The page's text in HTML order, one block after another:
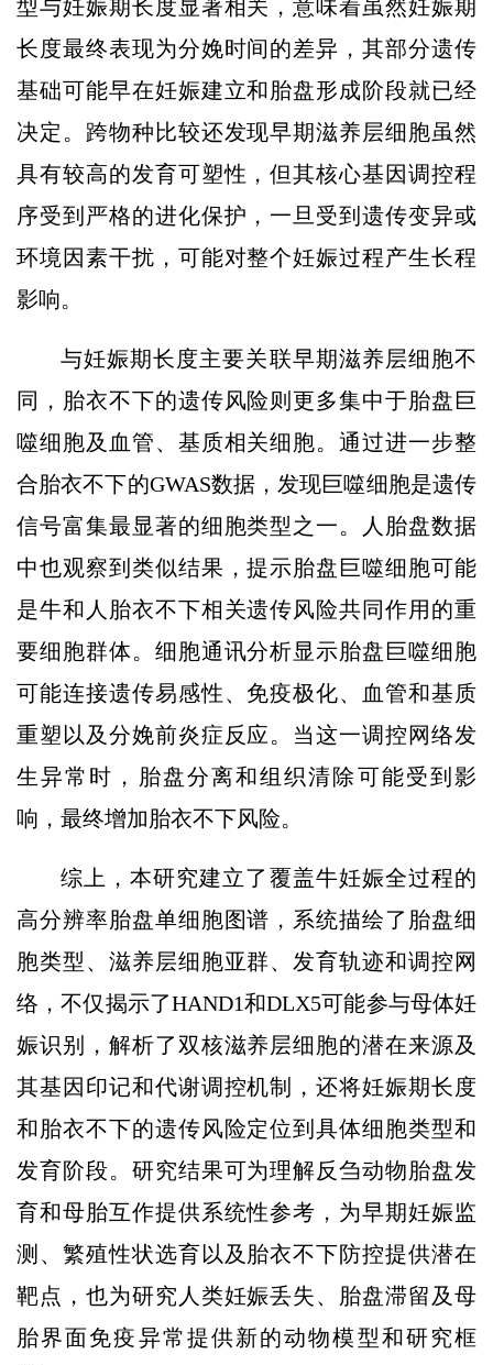
型与妊娠期长度显著相关，意味着虽然妊娠期
长度最终表现为分娩时间的差异，其部分遗传
基础可能早在妊娠建立和胎盘形成阶段就已经
决定。跨物种比较还发现早期滋养层细胞虽然
具有较高的发育可塑性，但其核心基因调控程
序受到严格的进化保护，一旦受到遗传变异或
环境因素干扰，可能对整个妊娠过程产生长程
影响。
与妊娠期长度主要关联早期滋养层细胞不
同，胎衣不下的遗传风险则更多集中于胎盘巨
噬细胞及血管、基质相关细胞。通过进一步整
合胎衣不下的GWAS数据，发现巨噬细胞是遗传
信号富集最显著的细胞类型之一。人胎盘数据
中也观察到类似结果，提示胎盘巨噬细胞可能
是牛和人胎衣不下相关遗传风险共同作用的重
要细胞群体。细胞通讯分析显示胎盘巨噬细胞
可能连接遗传易感性、免疫极化、血管和基质
重塑以及分娩前炎症反应。当这一调控网络发
生异常时，胎盘分离和组织清除可能受到影
响，最终增加胎衣不下风险。
综上，本研究建立了覆盖牛妊娠全过程的
高分辨率胎盘单细胞图谱，系统描绘了胎盘细
胞类型、滋养层细胞亚群、发育轨迹和调控网
络，不仅揭示了HAND1和DLX5可能参与母体妊
娠识别，解析了双核滋养层细胞的潜在来源及
其基因印记和代谢调控机制，还将妊娠期长度
和胎衣不下的遗传风险定位到具体细胞类型和
发育阶段。研究结果可为理解反刍动物胎盘发
育和母胎互作提供系统性参考，为早期妊娠监
测、繁殖性状选育以及胎衣不下防控提供潜在
靶点，也为研究人类妊娠丢失、胎盘滞留及母
胎界面免疫异常提供新的动物模型和研究框